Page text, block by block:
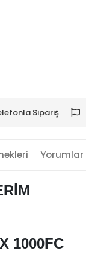
Sipariş
Yorumlar
1000FC